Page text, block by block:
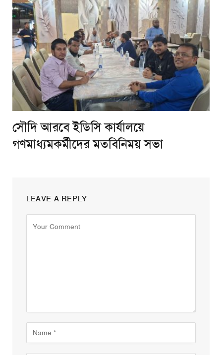
সৌদি আরবে ইডিসি কার্যালয়ে
গণমাধ্যমকর্মীদের মতবিনিময় সভা
LEAVE A REPLY